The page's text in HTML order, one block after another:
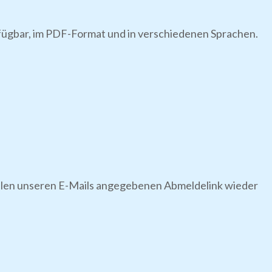
im PDF-Format und in verschiedenen Sprachen.
unseren E-Mails angegebenen Abmeldelink wieder